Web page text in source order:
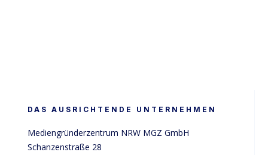
DAS AUSRICHTENDE UNTERNEHMEN
Mediengründerzentrum NRW MGZ GmbH
Schanzenstraße 28